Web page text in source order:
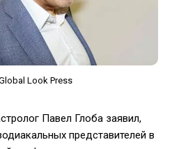
Look Press
Павел Глоба заявил,
представителей в